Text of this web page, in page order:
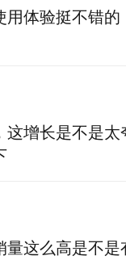
体验挺不错
增长是不是
这么高是不是